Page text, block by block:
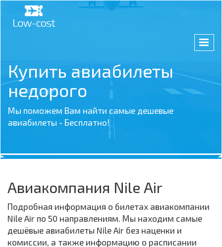
Купить авиабилеты
недорого
Мы поможем Вам найти самые дешевые
авиабилеты - Бесплатно!
Авиакомпания Nile Air
Подробная информация о билетах авиакомпании
Nile Air по 50 направлениям. Мы находим самые
дешёвые авиабилеты Nile Air без наценки и
комиссии, а также информацию о расписании